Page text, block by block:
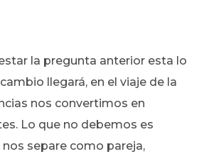
la pregunta anterior esta lo
llegará, en el viaje de la
nos convertimos en
Lo que no debemos es
separe como pareja,